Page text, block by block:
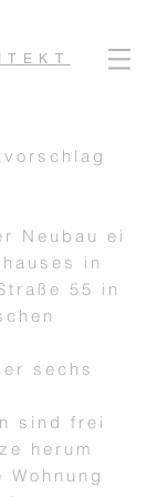
Neubau ei
in
55 in
sechs
sind frei
herum